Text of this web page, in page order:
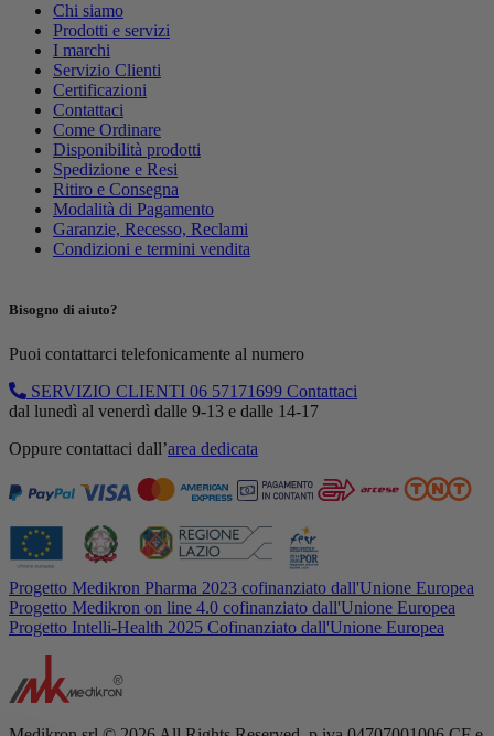
Chi siamo
Prodotti e servizi
I marchi
Servizio Clienti
Certificazioni
Contattaci
Come Ordinare
Disponibilità prodotti
Spedizione e Resi
Ritiro e Consegna
Modalità di Pagamento
Garanzie, Recesso, Reclami
Condizioni e termini vendita
Bisogno di aiuto?
Puoi contattarci telefonicamente al numero
SERVIZIO CLIENTI 06 57171699 Contattaci
dal lunedì al venerdì dalle 9-13 e dalle 14-17
Oppure contattaci dall’area dedicata
Progetto Medikron Pharma 2023 cofinanziato dall'Unione Europea
Progetto Medikron on line 4.0 cofinanziato dall'Unione Europea
Progetto Intelli-Health 2025 Cofinanziato dall'Unione Europea